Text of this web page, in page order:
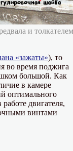
и
«зажаты»), то
во время поджига
большой. Как
в камере
оптимального
двигателя,
винтами